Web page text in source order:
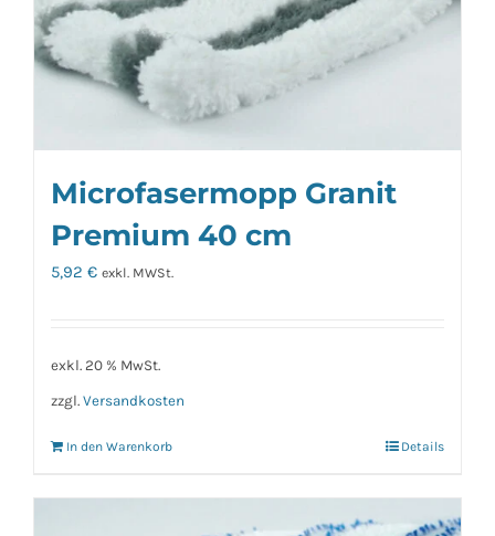
Microfasermopp Granit
Premium 40 cm
5,92 € exkl. MWSt.
exkl. 20 % MwSt.
zzgl. Versandkosten
In den Warenkorb Details